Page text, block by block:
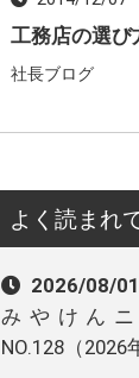
工務店の選び
社長ブログ
よく読まれ
2026/08/01
みやけん
NO.128（2026